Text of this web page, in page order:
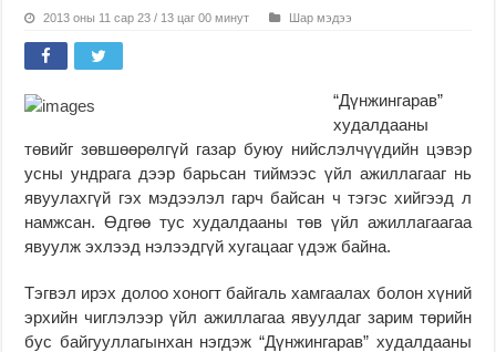
2013 оны 11 сар 23 / 13 цаг 00 минут Шар мэдээ
“Дүнжингарав”
худалдааны
төвийг зөвшөөрөлгүй газар буюу нийслэлчүүдийн цэвэр
усны ундрага дээр барьсан тиймээс үйл ажиллагааг нь
явуулахгүй гэх мэдээлэл гарч байсан ч тэгэс хийгээд л
намжсан. Өдгөө тус худалдааны төв үйл ажиллагаагаа
явуулж эхлээд нэлээдгүй хугацааг үдэж байна.
Тэгвэл ирэх долоо хоногт байгаль хамгаалах болон хүний
эрхийн чиглэлээр үйл ажиллагаа явуулдаг зарим төрийн
бус байгууллагынхан нэгдэж “Дүнжингарав” худалдааны